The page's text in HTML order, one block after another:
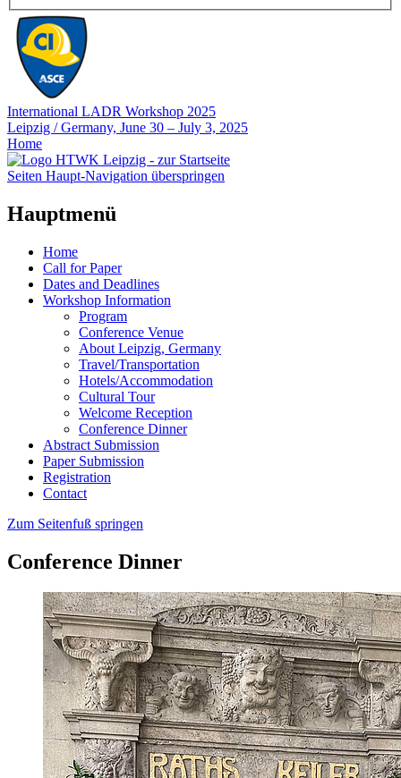
International LADR Workshop 2025
Leipzig / Germany, June 30 – July 3, 2025
Home
Seiten Haupt-Navigation überspringen
Hauptmenü
Home
Call for Paper
Dates and Deadlines
Workshop Information
Program
Conference Venue
About Leipzig, Germany
Travel/Transportation
Hotels/Accommodation
Cultural Tour
Welcome Reception
Conference Dinner
Abstract Submission
Paper Submission
Registration
Contact
Zum Seitenfuß springen
Conference Dinner